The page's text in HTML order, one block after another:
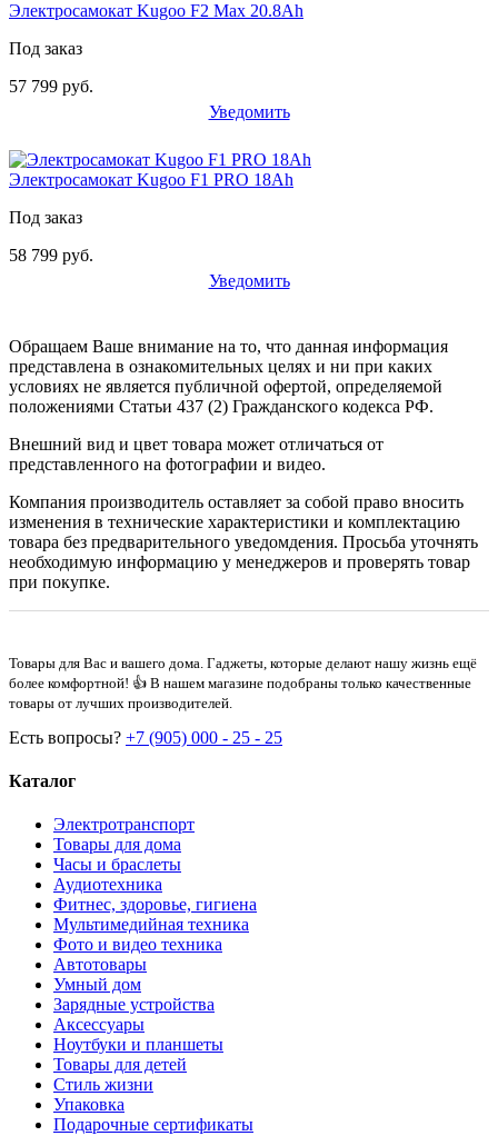
Электросамокат Kugoo F2 Max 20.8Ah
Под заказ
57 799 руб.
Уведомить
Электросамокат Kugoo F1 PRO 18Ah
Под заказ
58 799 руб.
Уведомить
Обращаем Ваше внимание на то, что данная информация
представлена в ознакомительных целях и ни при каких
условиях не является публичной офертой, определяемой
положениями Статьи 437 (2) Гражданского кодекса РФ.
Внешний вид и цвет товара может отличаться от
представленного на фотографии и видео.
Компания производитель оставляет за собой право вносить
изменения в технические характеристики и комплектацию
товара без предварительного уведомдения. Просьба уточнять
необходимую информацию у менеджеров и проверять товар
при покупке.
Товары для Вас и вашего дома. Гаджеты, которые делают нашу жизнь ещё
более комфортной! 👍 В нашем магазине подобраны только качественные
товары от лучших производителей.
Есть вопросы? +7 (905) 000 - 25 - 25
Каталог
Электротранспорт
Товары для дома
Часы и браслеты
Аудиотехника
Фитнес, здоровье, гигиена
Мультимедийная техника
Фото и видео техника
Автотовары
Умный дом
Зарядные устройства
Аксессуары
Ноутбуки и планшеты
Товары для детей
Стиль жизни
Упаковка
Подарочные сертификаты